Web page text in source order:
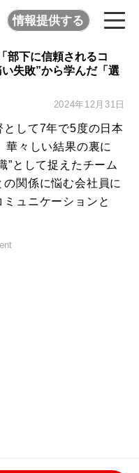
情報提供する
部下に信頼されるコ
失敗”から学んだ「選
2024年12月31日
して7年で5度の日本
華々しい結果の裏に
”として捉えたチーム
関係に悩む会社員に
ュニケーションと